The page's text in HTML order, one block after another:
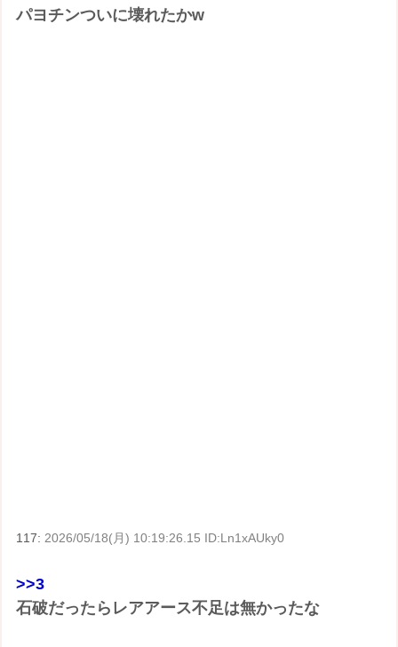
パヨチンついに壊れたかw
117:2026/05/18(月) 10:19:26.15 ID:Ln1xAUky0
>>3
石破だったらレアアース不足は無かったな